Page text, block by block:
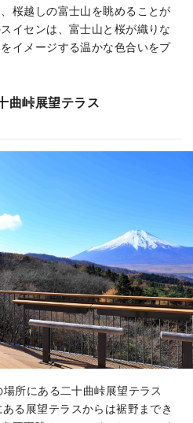
桜越しの富士山を眺めることが
イセンは、富士山と桜が織りな
イメージする温かな色合いをプ
曲峠展望テラス
所にある二十曲峠展望テラス
る展望テラスからは裾野までき